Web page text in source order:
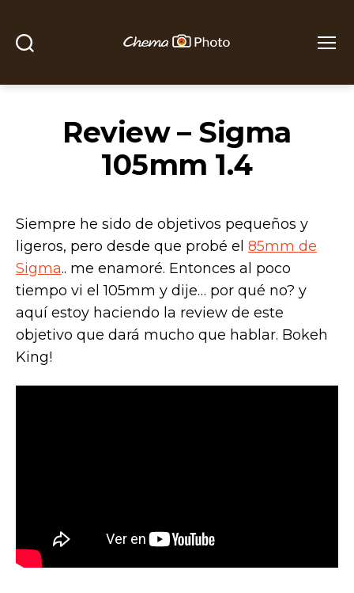
Photo
Review – Sigma
105mm 1.4
Siempre he sido de objetivos pequeños y
ligeros, pero desde que probé el 85mm de
Sigma.. me enamoré. Entonces al poco
tiempo vi el 105mm y dije… por qué no? y
aquí estoy haciendo la review de este
objetivo que dará mucho que hablar. Bokeh
King!